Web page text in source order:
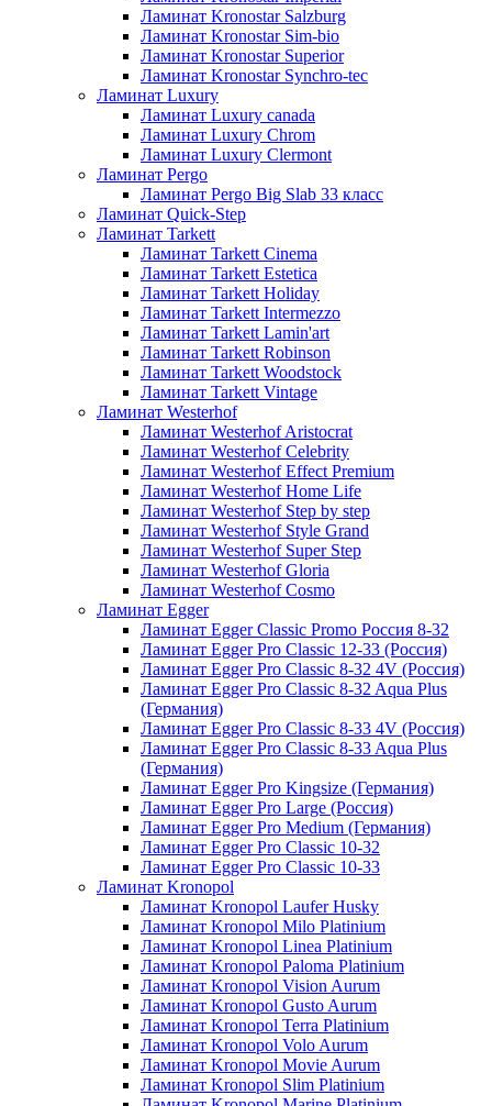
Ламинат Kronostar Salzburg
Ламинат Kronostar Sim-bio
Ламинат Kronostar Superior
Ламинат Kronostar Synchro-tec
Ламинат Luxury
Ламинат Luxury canada
Ламинат Luxury Chrom
Ламинат Luxury Clermont
Ламинат Pergo
Ламинат Pergo Big Slab 33 класс
Ламинат Quick-Step
Ламинат Tarkett
Ламинат Tarkett Cinema
Ламинат Tarkett Estetica
Ламинат Tarkett Holiday
Ламинат Tarkett Intermezzo
Ламинат Tarkett Lamin'art
Ламинат Tarkett Robinson
Ламинат Tarkett Woodstock
Ламинат Tarkett Vintage
Ламинат Westerhof
Ламинат Westerhof Aristocrat
Ламинат Westerhof Celebrity
Ламинат Westerhof Effect Premium
Ламинат Westerhof Home Life
Ламинат Westerhof Step by step
Ламинат Westerhof Style Grand
Ламинат Westerhof Super Step
Ламинат Westerhof Gloria
Ламинат Westerhof Cosmo
Ламинат Egger
Ламинат Egger Classic Promo Россия 8-32
Ламинат Egger Pro Classic 12-33 (Россия)
Ламинат Egger Pro Classic 8-32 4V (Россия)
Ламинат Egger Pro Classic 8-32 Aqua Plus
(Германия)
Ламинат Egger Pro Classic 8-33 4V (Россия)
Ламинат Egger Pro Classic 8-33 Aqua Plus
(Германия)
Ламинат Egger Pro Kingsize (Германия)
Ламинат Egger Pro Large (Россия)
Ламинат Egger Pro Medium (Германия)
Ламинат Egger Pro Classic 10-32
Ламинат Egger Pro Classic 10-33
Ламинат Kronopol
Ламинат Kronopol Laufer Husky
Ламинат Kronopol Milo Platinium
Ламинат Kronopol Linea Platinium
Ламинат Kronopol Paloma Platinium
Ламинат Kronopol Vision Aurum
Ламинат Kronopol Gusto Aurum
Ламинат Kronopol Terra Platinium
Ламинат Kronopol Volo Aurum
Ламинат Kronopol Movie Aurum
Ламинат Kronopol Slim Platinium